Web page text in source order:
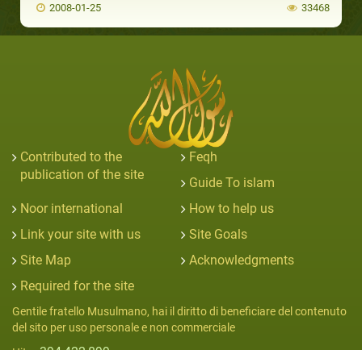
2008-01-25 33468
Contributed to the
publication of the site
Feqh
Guide To islam
Noor international
How to help us
Link your site with us
Site Goals
Site Map
Acknowledgments
Required for the site
Gentile fratello Musulmano, hai il diritto di beneficiare del contenuto
del sito per uso personale e non commerciale